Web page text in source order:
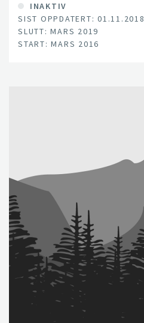
INAKTIV
SIST OPPDATERT: 01.11.2018
SLUTT: MARS 2019
START: MARS 2016